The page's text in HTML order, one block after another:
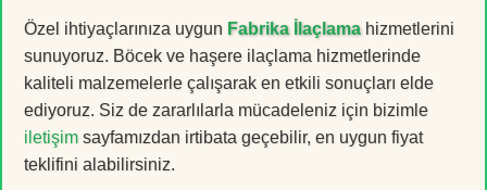
Özel ihtiyaçlarınıza uygun Fabrika İlaçlamahizmetlerini
sunuyoruz. Böcek ve haşere ilaçlama hizmetlerinde
kaliteli malzemelerle çalışarak en etkili sonuçları elde
ediyoruz. Siz de zararlılarla mücadeleniz için bizimle
iletişim sayfamızdan irtibata geçebilir, en uygun fiyat
teklifini alabilirsiniz.